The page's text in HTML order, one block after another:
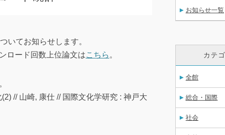
いてお知らせします。
ロード回数上位論文はこちら 。
// 山崎, 康仕 // 国際文化学研究 : 神戸大
お知らせ一覧
カテ
全館
総合・国際
社会